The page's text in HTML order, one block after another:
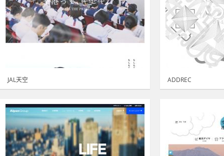
JAL天空 ADDREC